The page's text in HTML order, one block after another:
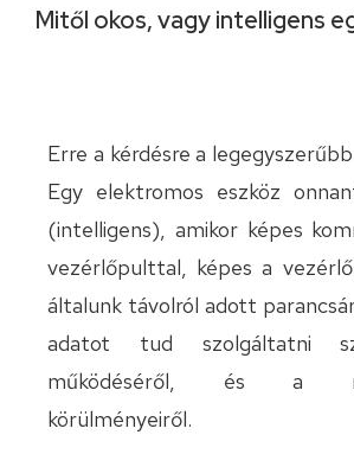
Mitől okos, vagy intelligens
Erre a kérdésre a
Egy elektromos eszköz
(intelligens), amikor képes
vezérlőpulttal, képes a
általunk távolról adott
adatot tud szolgáltatni
működéséről, és a
körülményeiről.